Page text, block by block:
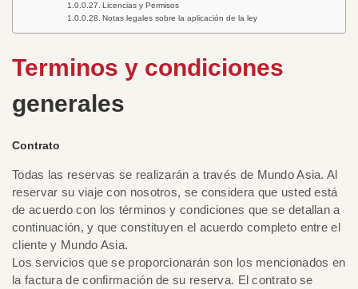
Licencias y Permisos
Notas legales sobre la aplicación de la ley
Terminos y condiciones
generales
Contrato
Todas las reservas se realizarán a través de Mundo Asia. Al
reservar su viaje con nosotros, se considera que usted está
de acuerdo con los términos y condiciones que se detallan a
continuación, y que constituyen el acuerdo completo entre el
cliente y Mundo Asia.
Los servicios que se proporcionarán son los mencionados en
la factura de confirmación de su reserva. El contrato se